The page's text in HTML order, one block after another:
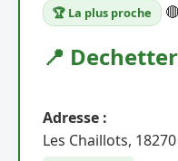
🏆 La plus proche
📍
Adresse :
Les Chaillots,